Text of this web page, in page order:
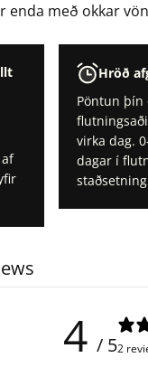
enda með okkar
Hröð
Pöntun
virka dag.
dagar í
4 / 52